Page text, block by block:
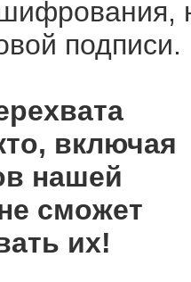
подписи.
включая
нашей
сможет
их!